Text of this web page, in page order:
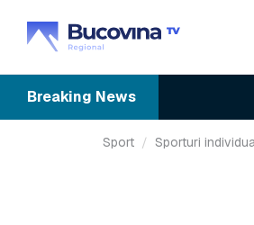
Breaking News
Sport Sporturi